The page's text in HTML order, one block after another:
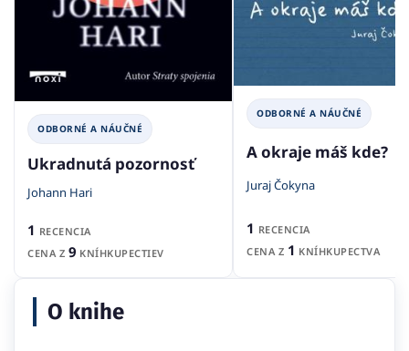
ODBORNÉ A NÁUČNÉ
Ukradnutá pozornosť
Johann Hari
1 RECENCIA
CENA Z 9 KNÍHKUPECTIEV
ODBORNÉ A NÁUČNÉ
A okraje máš kde?
Juraj Čokyna
1 RECENCIA
CENA Z 1 KNÍHKUPECTVA
O knihe